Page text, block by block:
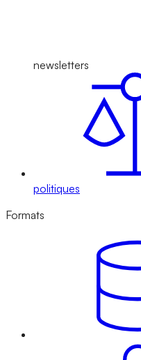
newsletters
politiques
Formats